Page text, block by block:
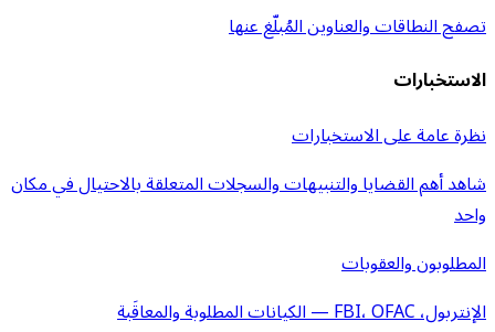
تصفح النطاقات والعناوين المُبلّغ عنها
الاستخبارات
نظرة عامة على الاستخبارات
شاهد أهم القضايا والتنبيهات والسجلات المتعلقة بالاحتيال في مكان
واحد
المطلوبون والعقوبات
الإنتربول، FBI، OFAC — الكيانات المطلوبة والمعاقَبة